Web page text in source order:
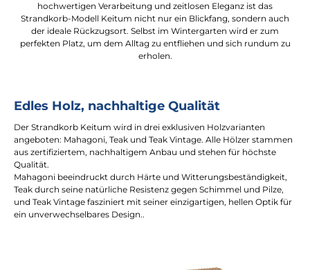
hochwertigen Verarbeitung und zeitlosen Eleganz ist das
Strandkorb-Modell Keitum nicht nur ein Blickfang, sondern auch
der ideale Rückzugsort. Selbst im Wintergarten wird er zum
perfekten Platz, um dem Alltag zu entfliehen und sich rundum zu
erholen.
Edles Holz, nachhaltige Qualität
Der Strandkorb Keitum wird in drei exklusiven Holzvarianten
angeboten: Mahagoni, Teak und Teak Vintage. Alle Hölzer stammen
aus zertifiziertem, nachhaltigem Anbau und stehen für höchste
Qualität.
Mahagoni beeindruckt durch Härte und Witterungsbeständigkeit,
Teak durch seine natürliche Resistenz gegen Schimmel und Pilze,
und Teak Vintage fasziniert mit seiner einzigartigen, hellen Optik für
ein unverwechselbares Design..